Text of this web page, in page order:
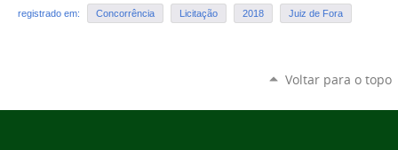
registrado em: Concorrência Licitação 2018 Juiz de Fora
Voltar para o topo